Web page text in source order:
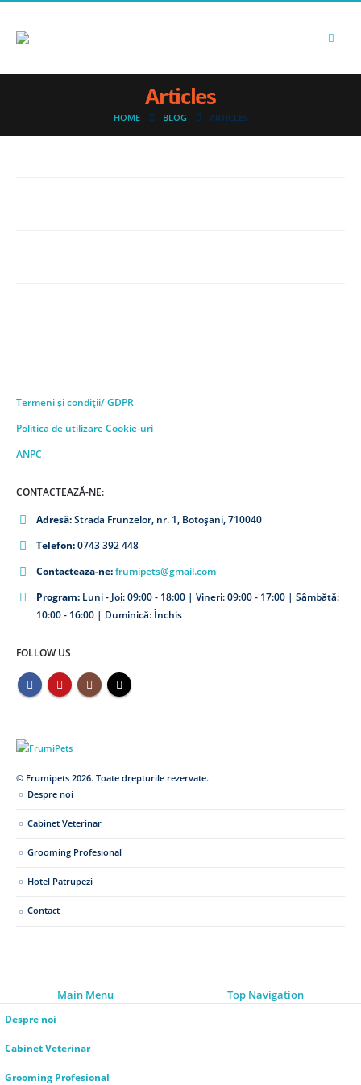
Articles
HOME BLOG ARTICLES
Termeni și condiții/ GDPR
Politica de utilizare Cookie-uri
ANPC
CONTACTEAZĂ-NE:
Adresă:Strada Frunzelor, nr. 1, Botoșani, 710040
Telefon:0743 392 448
Contacteaza-ne:frumipets@gmail.com
Program: Luni - Joi: 09:00 - 18:00 | Vineri: 09:00 - 17:00 | Sâmbătă:
10:00 - 16:00 | Duminică: Închis
FOLLOW US
© Frumipets 2026. Toate drepturile rezervate.
Despre noi
Cabinet Veterinar
Grooming Profesional
Hotel Patrupezi
Contact
Main Menu Top Navigation
Despre noi
Cabinet Veterinar
Grooming Profesional